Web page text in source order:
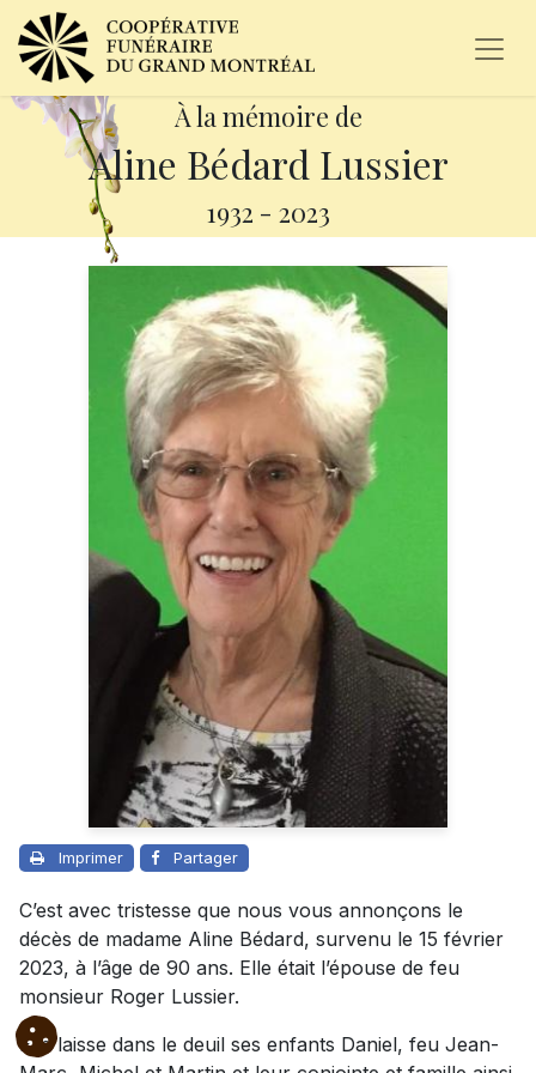
À la mémoire de
Aline Bédard Lussier
1932 - 2023
Imprimer Partager
C’est avec tristesse que nous vous annonçons le
décès de madame Aline Bédard, survenu le 15 février
2023, à l’âge de 90 ans. Elle était l’épouse de feu
monsieur Roger Lussier.
Elle laisse dans le deuil ses enfants Daniel, feu Jean-